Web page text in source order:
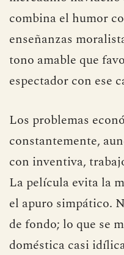
combina el humor
enseñanzas
tono amable que
espectador con ese
Los problemas
constantemente,
con inventiva,
La película evita la
el apuro simpático.
de fondo; lo que se
doméstica casi